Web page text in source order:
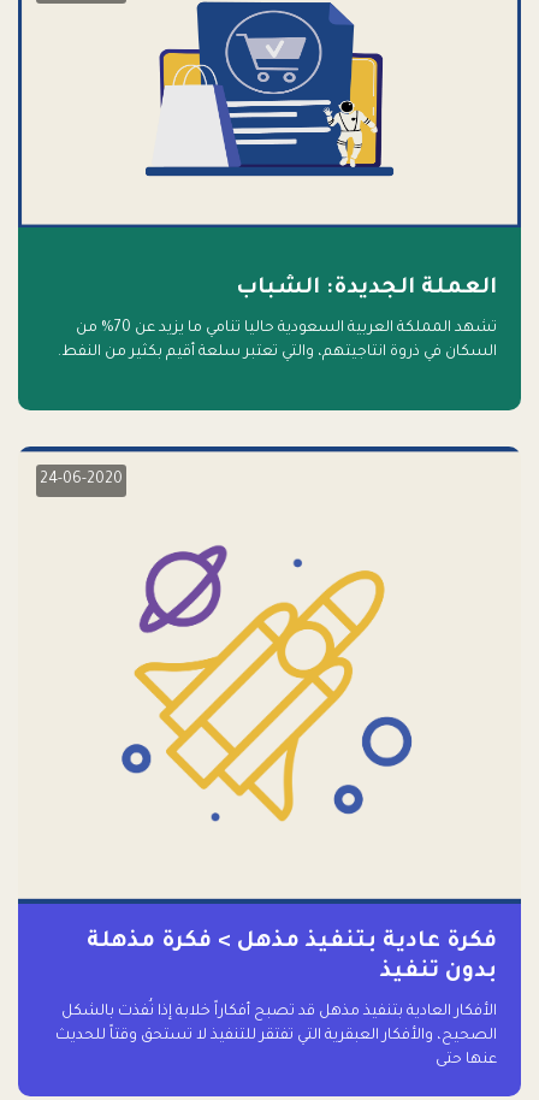
العملة الجديدة: الشباب
تشهد المملكة العربية السعودية حاليا تنامي ما يزيد عن 70% من
السكان في ذروة انتاجيتهم، والتي تعتبر سلعة أقيم بكثير من النفط.
24-06-2020
فكرة عادية بتنفيذ مذهل > فكرة مذهلة
بدون تنفيذ
الأفكار العادية بتنفيذ مذهل قد تصبح أفكاراً خلابة إذا نُفذت بالشكل
الصحيح، والأفكار العبقرية التي تفتقر للتنفيذ لا تستحق وقتاً للحديث
عنها حتى